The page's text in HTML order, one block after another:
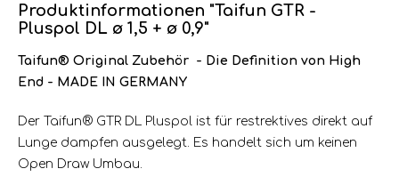
Produktinformationen "Taifun GTR -
Pluspol DL ø 1,5 + ø 0,9"
Taifun® Original Zubehör - Die Definition von High
End - MADE IN GERMANY
Der Taifun® GTR DL Pluspol ist für restrektives direkt auf
Lunge dampfen ausgelegt. Es handelt sich um keinen
Open Draw Umbau.